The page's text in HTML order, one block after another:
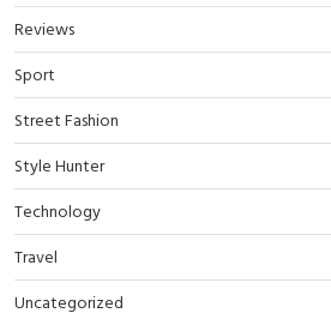
Reviews
Sport
Street Fashion
Style Hunter
Technology
Travel
Uncategorized